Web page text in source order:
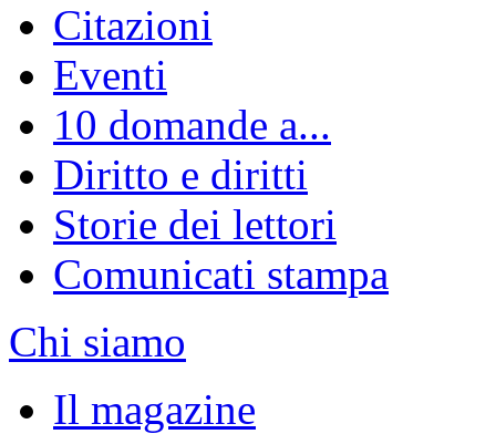
Citazioni
Eventi
10 domande a...
Diritto e diritti
Storie dei lettori
Comunicati stampa
Chi siamo
Il magazine